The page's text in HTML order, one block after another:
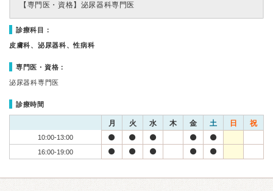
【専門医・資格】 泌尿器科専門医
診療科目：
皮膚科、泌尿器科、性病科
専門医・資格：
泌尿器科専門医
診療時間
月 火 水 木 金 土 日 祝
10:00-13:00
16:00-19:00